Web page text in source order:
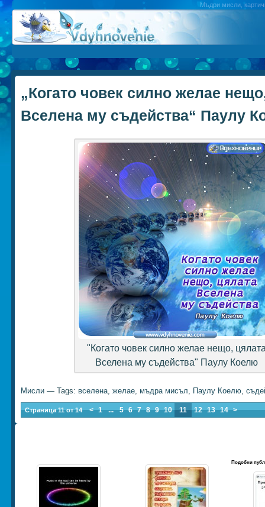
Мъдри мисли,
„Когато човек силно желае
Вселена му съдейства“ Паулу
"Когато човек силно желае нещо,
Вселена му съдейства" Паулу Коелю
Мисли— Tags: вселена, желае, мъдра мисъл, Паулу Коелю,
Страница 11 от 14 < 1 ... 5 6 7 8 9 10 11 12 13 14 >
Подобни